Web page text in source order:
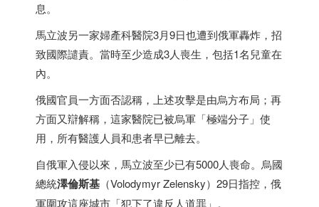
息。
馬立波另一家婦產科醫院3月9日也遭到俄軍轟炸，招
致國際譴責。當時至少造成3人喪生，包括1名兒童在
內。
俄國官員一方面否認稱，上述攻擊是由烏方布局；再
方面又辯解稱，這家醫院已被烏軍「極端分子」使
用，所有醫護人員和患者早已離去。
自俄軍入侵以來，馬立波至少已有5000人喪命。烏國
總統澤倫斯基 （Volodymyr Zelensky）29日指控，俄
軍圍攻這座城市「犯下了違反人道罪」。